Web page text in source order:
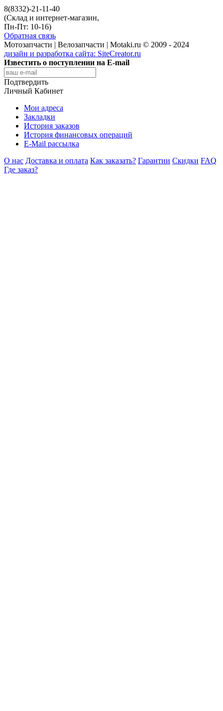
8(8332)-21-11-40
(Склад и интернет-магазин,
Пн-Пт: 10-16)
Обратная связь
Мотозапчасти | Велозапчасти | Motaki.ru © 2009 - 2024
дизайн и разработка сайта: SiteCreator.ru
Известить о поступлении на E-mail
Подтвердить
Личный Кабинет
Мои адреса
Закладки
История заказов
История финансовых операций
E-Mail рассылка
О нас Доставка и оплата Как заказать? Гарантии Скидки FAQ
Где заказ?